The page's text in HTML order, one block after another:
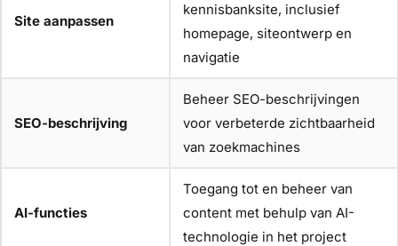
Site aanpassen
kennisbanksite, inclusief
homepage, siteontwerp en
navigatie
SEO-beschrijving
Beheer SEO-beschrijvingen
voor verbeterde zichtbaarheid
van zoekmachines
AI-functies
Toegang tot en beheer van
content met behulp van AI-
technologie in het project